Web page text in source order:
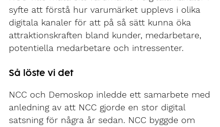
syfte att förstå hur varumärket upplevs i olika
digitala kanaler för att på så sätt kunna öka
attraktionskraften bland kunder, medarbetare,
potentiella medarbetare och intressenter.
Så löste vi det
NCC och Demoskop inledde ett samarbete med
anledning av att NCC gjorde en stor digital
satsning för några år sedan. NCC byggde om